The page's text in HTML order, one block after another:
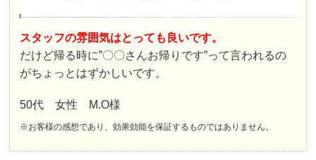
スタッフの雰囲気はとっても良いです。
だけど帰る時に”〇〇さんお帰りです”って言われるの
がちょっとはずかしいです。
50代 女性 M.O様
※お客様の感想であり、効果効能を保証するものではありません。